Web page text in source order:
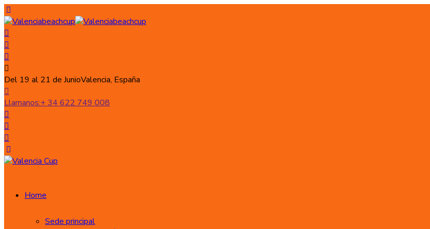
Del 19 al 21 de JunioValencia, España
Llamanos:+ 34 622 749 008
Home
Sede principal